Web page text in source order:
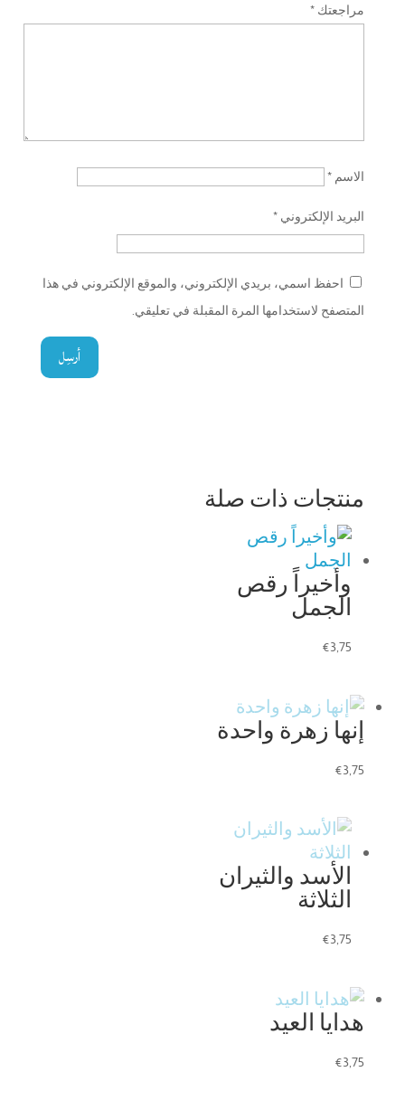
مراجعتك *
الاسم *
البريد الإلكتروني *
احفظ اسمي، بريدي الإلكتروني، والموقع الإلكتروني في هذا
المتصفح لاستخدامها المرة المقبلة في تعليقي.
أرسِل
منتجات ذات صلة
وأخيراً رقص
الجمل
€3,75
إنها زهرة واحدة
€3,75
الأسد والثيران
الثلاثة
€3,75
هدايا العيد
€3,75